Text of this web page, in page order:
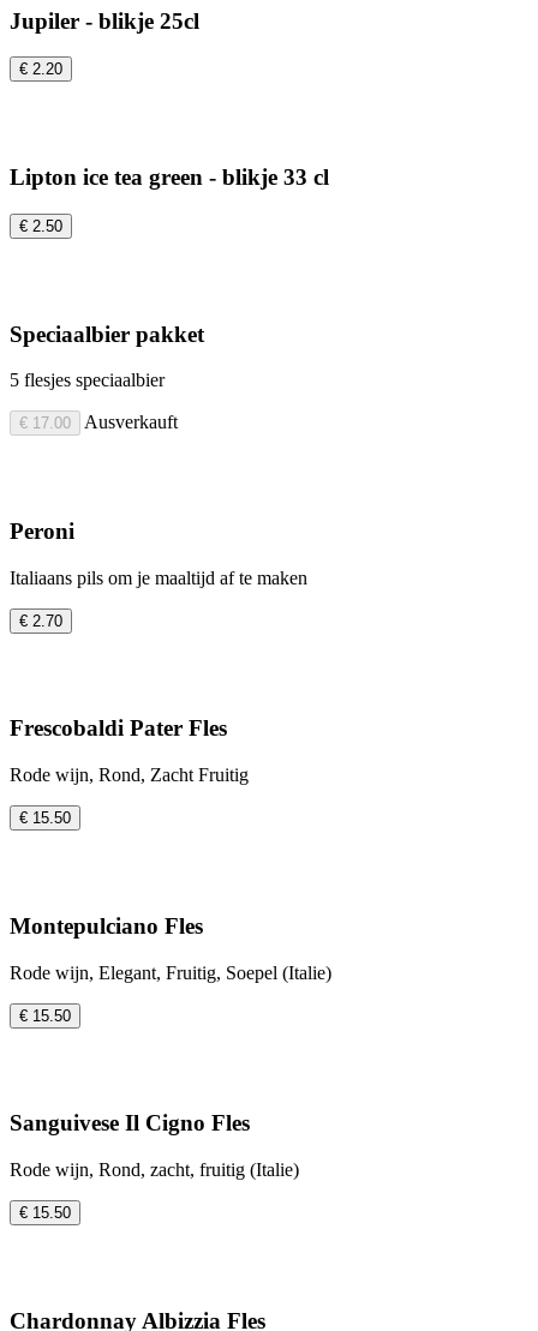
Jupiler - blikje 25cl
€ 2.20
Lipton ice tea green - blikje 33 cl
€ 2.50
Speciaalbier pakket
5 flesjes speciaalbier
€ 17.00 Ausverkauft
Peroni
Italiaans pils om je maaltijd af te maken
€ 2.70
Frescobaldi Pater Fles
Rode wijn, Rond, Zacht Fruitig
€ 15.50
Montepulciano Fles
Rode wijn, Elegant, Fruitig, Soepel (Italie)
€ 15.50
Sanguivese Il Cigno Fles
Rode wijn, Rond, zacht, fruitig (Italie)
€ 15.50
Chardonnay Albizzia Fles